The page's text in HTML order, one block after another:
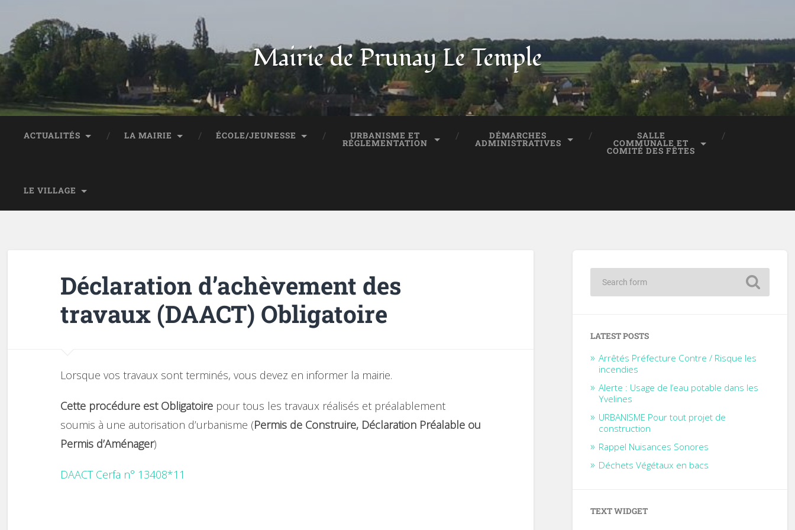
Mairie de Prunay Le Temple
ACTUALITÉS LA MAIRIE ÉCOLE/JEUNESSE URBANISME ET
RÉGLEMENTATION
DÉMARCHES
ADMINISTRATIVES
SALLE
COMMUNALE ET
COMITÉ DES FÊTES
LE VILLAGE
Déclaration d’achèvement des
travaux (DAACT) Obligatoire
Lorsque vos travaux sont terminés, vous devez en informer la mairie.
Cette procédure est Obligatoire pour tous les travaux réalisés et préalablement
soumis à une autorisation d’urbanisme (Permis de Construire, Déclaration Préalable ou
Permis d’Aménager)
DAACT Cerfa n° 13408*11
LATEST POSTS
Arrêtés Préfecture Contre / Risque les
incendies
Alerte : Usage de l’eau potable dans les
Yvelines
URBANISME Pour tout projet de
construction
Rappel Nuisances Sonores
Déchets Végétaux en bacs
TEXT WIDGET